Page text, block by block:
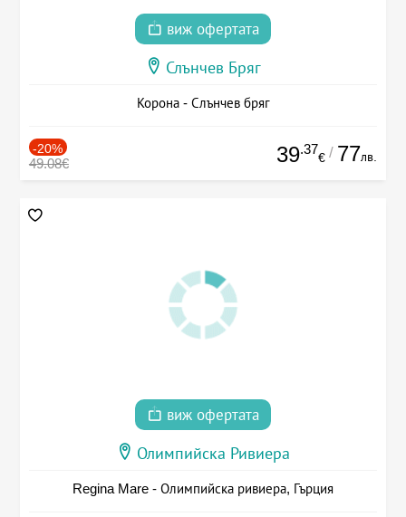
виж офертата
Слънчев Бряг
Корона - Слънчев бряг
-20%
49.08€ 39.37
€ / 77лв.
виж офертата
Олимпийска Ривиера
Regina Mare - Олимпийска ривиера, Гърция